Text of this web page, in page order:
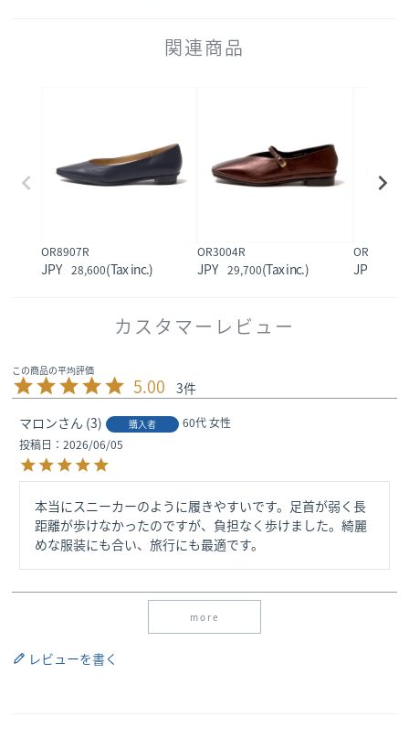
関連商品
OR8907R
28,600
OR3004R
29,700
OR3002R
カスタマーレビュー
5.00
3
マロン
3 購入者 60代 女性
投稿日
2026/06/05
本当にスニーカーのように履きやすいです。足首が弱く長
距離が歩けなかったのですが、負担なく歩けました。綺麗
めな服装にも合い、旅行にも最適です。
more
レビューを書く